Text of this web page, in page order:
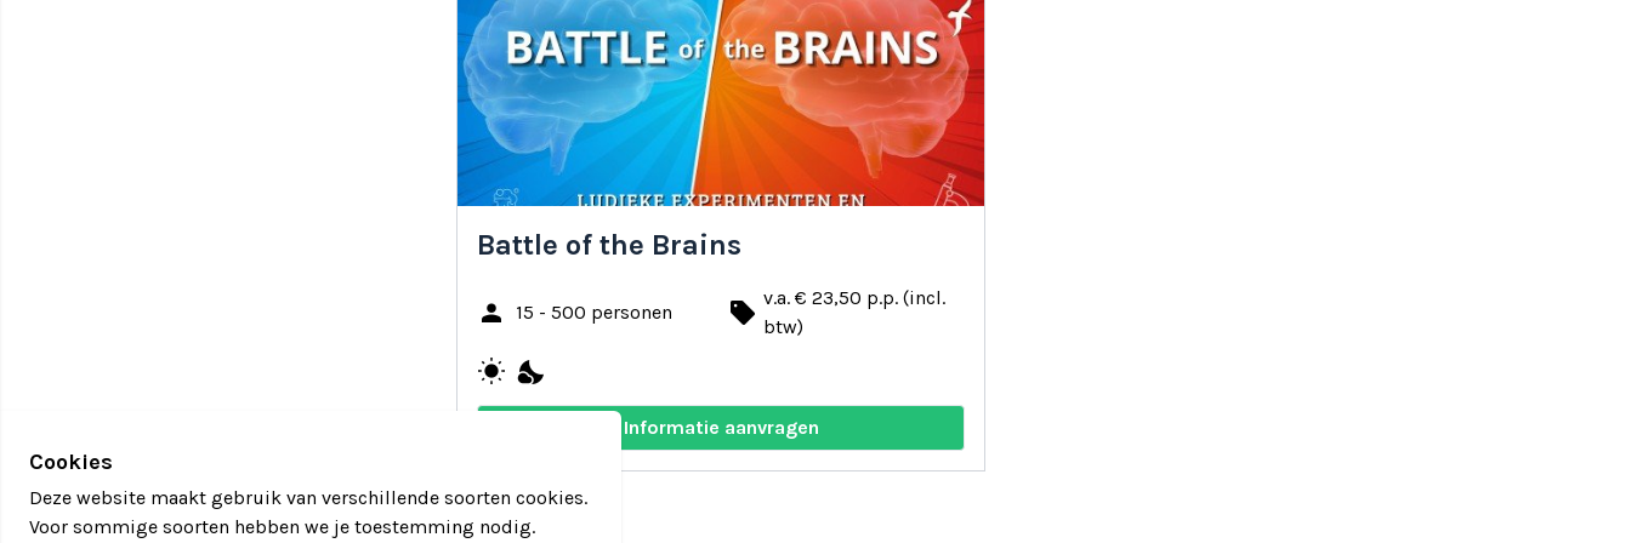
Battle of the Brains
person
15 - 500 personen local_offer v.a. € 23,50 p.p. (incl.
btw)
wb_sunny nights_stay
Informatie aanvragen
Cookies
Deze website maakt gebruik van verschillende soorten cookies.
Voor sommige soorten hebben we je toestemming nodig.